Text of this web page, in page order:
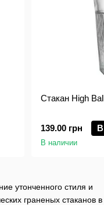
утонченного стиля и
граненых стаканов в
Стакан High
139.00 грн
В наличии